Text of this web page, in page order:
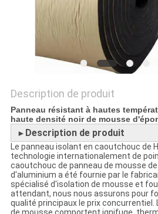
Description de produit
Panneau résistant à hautes
haute densité noir de mousse
► Description de produit
Le panneau isolant en caoutchouc de
technologie internationalement de
caoutchouc de panneau de mousse
d'aluminium a été fournie par le
spécialisé d'isolation de mousse et
attendant, nous nous assurons pour
qualité principaux le prix concurrentiel.